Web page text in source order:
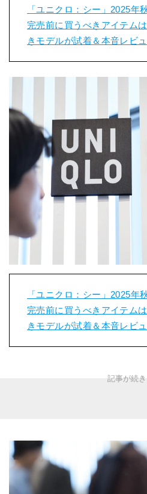
「ユニクロ：シー」2025年
完売前に買うべきアイテム
きモデルが試着＆本音レビ
「ユニクロ：シー」2025年
完売前に買うべきアイテム
きモデルが試着＆本音レビ